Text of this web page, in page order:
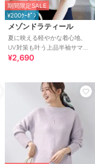
期間限定SALE
¥200ｸｰﾎﾟﾝ
メゾンドラティール
夏に映える軽やかな着心地、
UV対策も叶う上品半袖サマー
ニット。きれい見えする夏服
¥2,690